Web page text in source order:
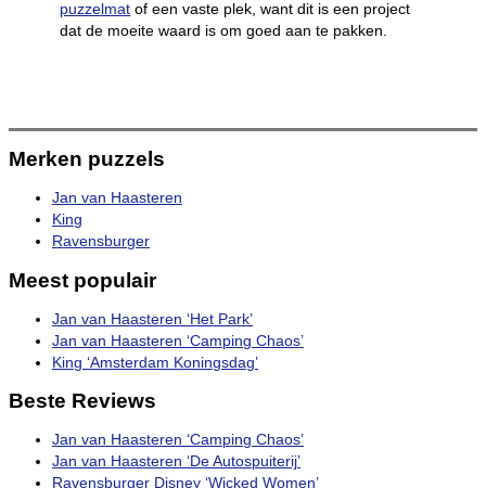
puzzelmat of een vaste plek, want dit is een project
dat de moeite waard is om goed aan te pakken.
Merken puzzels
Jan van Haasteren
King
Ravensburger
Meest populair
Jan van Haasteren ‘Het Park’
Jan van Haasteren ‘Camping Chaos’
King ‘Amsterdam Koningsdag’
Beste Reviews
Jan van Haasteren ‘Camping Chaos’
Jan van Haasteren ‘De Autospuiterij’
Ravensburger Disney ‘Wicked Women’